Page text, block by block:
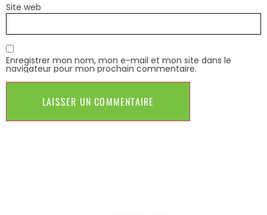
Site web
Enregistrer mon nom, mon e-mail et mon site dans le
navigateur pour mon prochain commentaire.